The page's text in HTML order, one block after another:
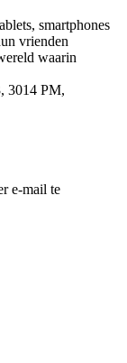
smartphones
vrienden
waarin
3014 PM,
e-mail te